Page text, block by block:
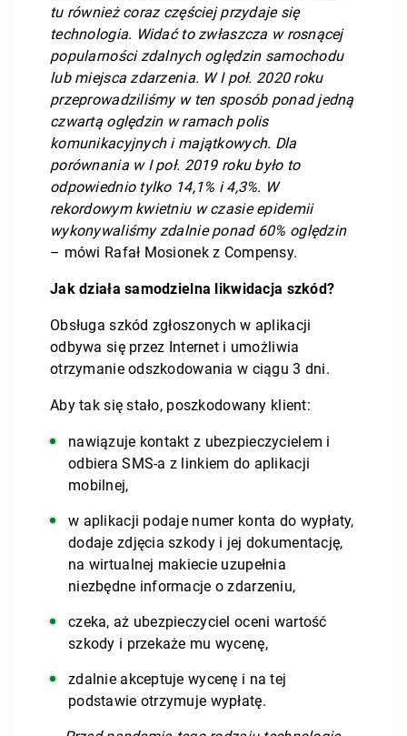
tu również coraz częściej przydaje się
technologia. Widać to zwłaszcza w rosnącej
popularności zdalnych oględzin samochodu
lub miejsca zdarzenia. W I poł. 2020 roku
przeprowadziliśmy w ten sposób ponad jedną
czwartą oględzin w ramach polis
komunikacyjnych i majątkowych. Dla
porównania w I poł. 2019 roku było to
odpowiednio tylko 14,1% i 4,3%. W
rekordowym kwietniu w czasie epidemii
wykonywaliśmy zdalnie ponad 60% oględzin
– mówi Rafał Mosionek z Compensy.
Jak działa samodzielna likwidacja szkód?
Obsługa szkód zgłoszonych w aplikacji
odbywa się przez Internet i umożliwia
otrzymanie odszkodowania w ciągu 3 dni.
Aby tak się stało, poszkodowany klient:
nawiązuje kontakt z ubezpieczycielem i
odbiera SMS-a z linkiem do aplikacji
mobilnej,
w aplikacji podaje numer konta do wypłaty,
dodaje zdjęcia szkody i jej dokumentację,
na wirtualnej makiecie uzupełnia
niezbędne informacje o zdarzeniu,
czeka, aż ubezpieczyciel oceni wartość
szkody i przekaże mu wycenę,
zdalnie akceptuje wycenę i na tej
podstawie otrzymuje wypłatę.